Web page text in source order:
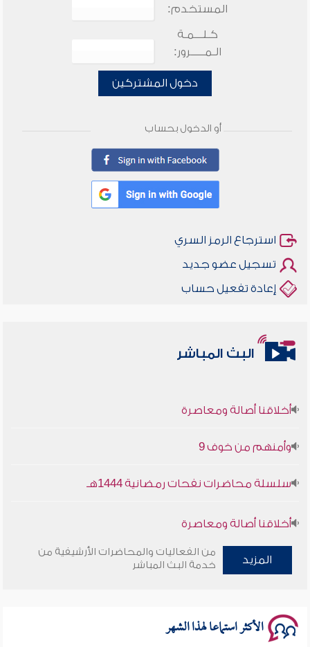
المستخدم:
كـلـــمـة
الـمـــــرور:
دخول المشتركين
أو الدخول بحساب
استرجاع الرمز السري
تسجيل عضو جديد
إعادة تفعيل حساب
البث المباشر
أخلاقنا أصالة ومعاصرة
وأمنهم من خوف 9
سلسلة محاضرات نفحات رمضانية 1444هـ
أخلاقنا أصالة ومعاصرة
وأمنهم من خوف 9
المزيد
من الفعاليات والمحاضرات الأرشيفية من
خدمة البث المباشر
الأكثر استماعا لهذا الشهر